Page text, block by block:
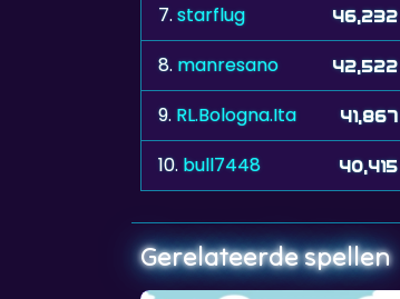
7.starflug 46,232
8. manresano 42,522
9. RL.Bologna.Ita 41,867
10. bull7448 40,415
Gerelateerde spellen